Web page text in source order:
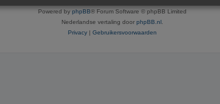
Powered by phpBB® Forum Software © phpBB Limited
Nederlandse vertaling door phpBB.nl
Privacy | Gebruikersvoorwaarden